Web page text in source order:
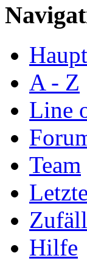
A - Z
Line
Team
Hilfe